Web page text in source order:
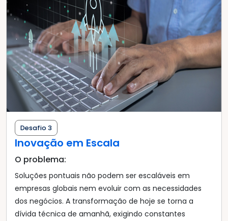
Desafio 3
Inovação em Escala
O problema:
Soluções pontuais não podem ser escaláveis em
empresas globais nem evoluir com as necessidades
dos negócios. A transformação de hoje se torna a
dívida técnica de amanhã, exigindo constantes